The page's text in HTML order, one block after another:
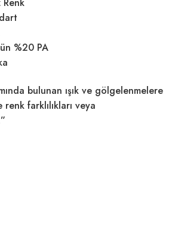
%20 PA
bulunan ışık ve gölgelenmelere
renk farklılıkları veya